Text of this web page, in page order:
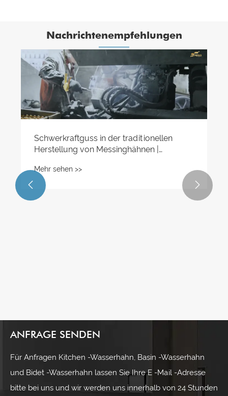
Nachrichtenempfehlungen
Schwerkraftguss in der traditionellen
Herstellung von Messinghähnen |
Mehr sehen >>


ANFRAGE SENDEN
Für Anfragen Kitchen -Wasserhahn, Basin -Wasserhahn
und Bidet -Wasserhahn lassen Sie Ihre E -Mail -Adresse
bitte bei uns und wir werden uns innerhalb von 24 Stunden